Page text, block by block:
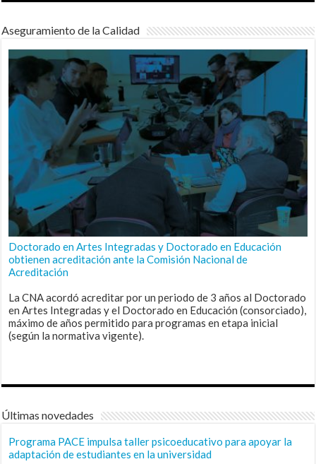
Aseguramiento de la Calidad
Doctorado en Artes Integradas y Doctorado en Educación
obtienen acreditación ante la Comisión Nacional de
Acreditación
La CNA acordó acreditar por un periodo de 3 años al Doctorado
en Artes Integradas y el Doctorado en Educación (consorciado),
máximo de años permitido para programas en etapa inicial
(según la normativa vigente).
Últimas novedades
Programa PACE impulsa taller psicoeducativo para apoyar la
adaptación de estudiantes en la universidad